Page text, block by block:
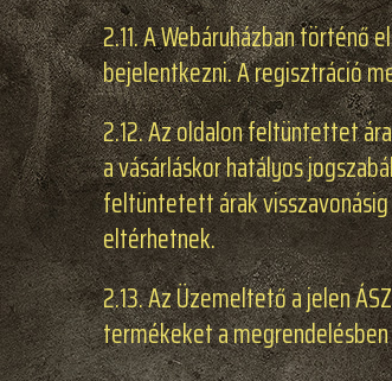
2.11. A Webáruházban
bejelentkezni. A regisztráció
2.12. Az oldalon feltüntettet
a vásárláskor hatályos
feltüntetett árak
eltérhetnek.
2.13. Az Üzemeltető a jelen
termékeket a